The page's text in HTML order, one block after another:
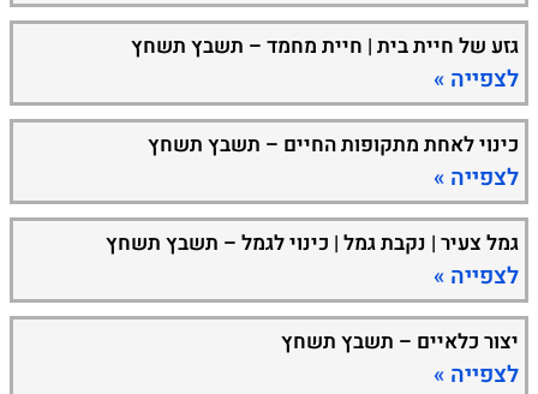
גזע של חיית בית | חיית מחמד – תשבץ תשחץ
לצפייה »
כינוי לאחת מתקופות החיים – תשבץ תשחץ
לצפייה »
גמל צעיר | נקבת גמל | כינוי לגמל – תשבץ תשחץ
לצפייה »
יצור כלאיים – תשבץ תשחץ
לצפייה »